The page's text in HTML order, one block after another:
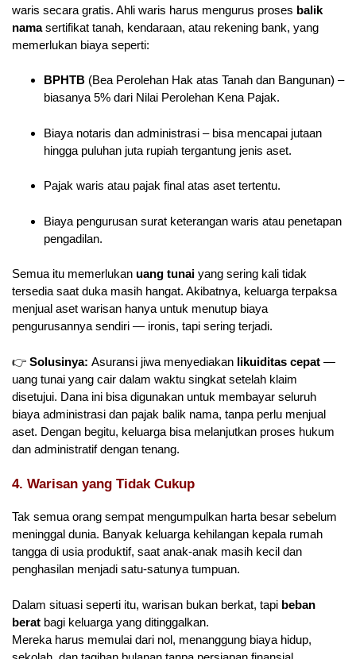
waris secara gratis. Ahli waris harus mengurus proses balik
namasertifikat tanah, kendaraan, atau rekening bank, yang
memerlukan biaya seperti:
BPHTB (Bea Perolehan Hak atas Tanah dan Bangunan) –
biasanya 5% dari Nilai Perolehan Kena Pajak.
Biaya notaris dan administrasi – bisa mencapai jutaan
hingga puluhan juta rupiah tergantung jenis aset.
Pajak waris atau pajak final atas aset tertentu.
Biaya pengurusan surat keterangan waris atau penetapan
pengadilan.
Semua itu memerlukan uang tunai yang sering kali tidak
tersedia saat duka masih hangat. Akibatnya, keluarga terpaksa
menjual aset warisan hanya untuk menutup biaya
pengurusannya sendiri — ironis, tapi sering terjadi.
👉 Solusinya: Asuransi jiwa menyediakan likuiditas cepat —
uang tunai yang cair dalam waktu singkat setelah klaim
disetujui. Dana ini bisa digunakan untuk membayar seluruh
biaya administrasi dan pajak balik nama, tanpa perlu menjual
aset. Dengan begitu, keluarga bisa melanjutkan proses hukum
dan administratif dengan tenang.
4. Warisan yang Tidak Cukup
Tak semua orang sempat mengumpulkan harta besar sebelum
meninggal dunia. Banyak keluarga kehilangan kepala rumah
tangga di usia produktif, saat anak-anak masih kecil dan
penghasilan menjadi satu-satunya tumpuan.
Dalam situasi seperti itu, warisan bukan berkat, tapi beban
berat bagi keluarga yang ditinggalkan.
Mereka harus memulai dari nol, menanggung biaya hidup,